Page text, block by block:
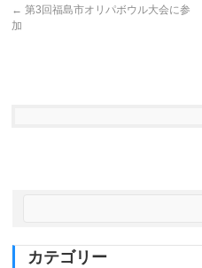
← 第3回福島市オリパボウル大会に参
加
カテゴリー